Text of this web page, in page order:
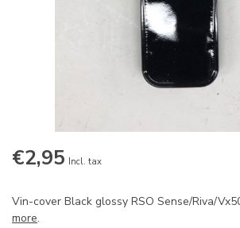
€2,95 Incl. tax
Vin-cover Black glossy RSO Sense/Riva/
more.